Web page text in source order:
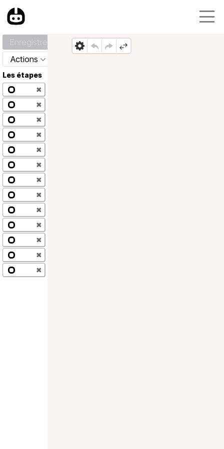
Actions
Les étapes
✖
✖
✖
✖
✖
✖
✖
✖
✖
✖
✖
✖
✖